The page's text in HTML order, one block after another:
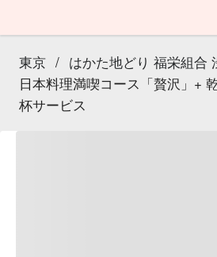
東京 / はかた地どり 福栄組合
日本料理満喫コース「贅沢」+
杯サービス